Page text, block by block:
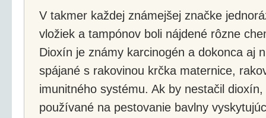
V takmer každej známejšej značke
vložiek a tampónov boli nájdené rôzne
Dioxín je známy karcinogén a dokonca aj
spájané s rakovinou krčka maternice,
imunitného systému. Ak by nestačil
používané na pestovanie bavlny